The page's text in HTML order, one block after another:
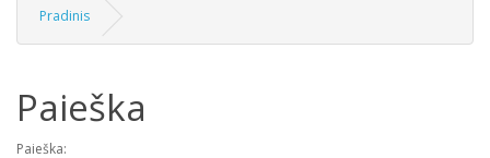
Pradinis
Paieška
Paieška: